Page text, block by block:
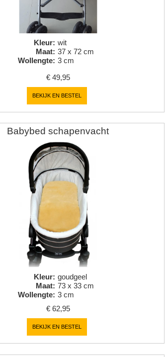
Kleur: wit
Maat: 37 x 72 cm
Wollengte: 3 cm
€ 49,95
BEKIJK EN BESTEL
Babybed schapenvacht
Kleur: goudgeel
Maat: 73 x 33 cm
Wollengte: 3 cm
€ 62,95
BEKIJK EN BESTEL